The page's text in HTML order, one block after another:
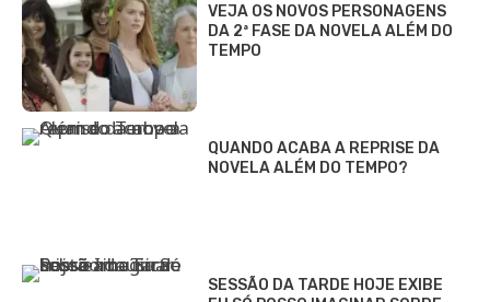
VEJA OS NOVOS PERSONAGENS
DA 2ª FASE DA NOVELA ALÉM DO
TEMPO
QUANDO ACABA A REPRISE DA
NOVELA ALÉM DO TEMPO?
SESSÃO DA TARDE HOJE EXIBE